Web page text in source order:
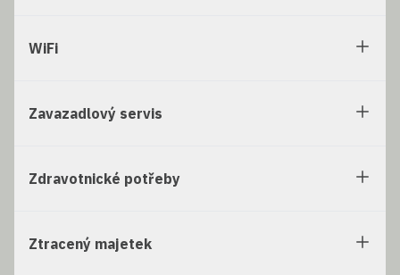
WiFi
Zavazadlový servis
Zdravotnické potřeby
Ztracený majetek